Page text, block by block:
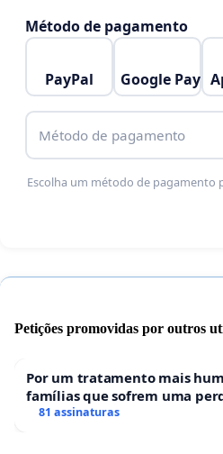
Método de pagamento
PayPal Google Pay
Método de pagamento
Escolha um método de pagamento
Petições promovidas por outros
Por um tratamento mais
famílias que sofrem uma
hospitais portugueses
81 assinaturas